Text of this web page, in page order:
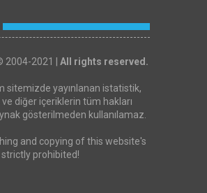
2004-2021 | All rights reserved.
sitemizde yayınlanan istatistik,
diğer içeriklerin tüm hakları
gösterilmeden kullanılamaz.
and copying of this website's
prohibited!